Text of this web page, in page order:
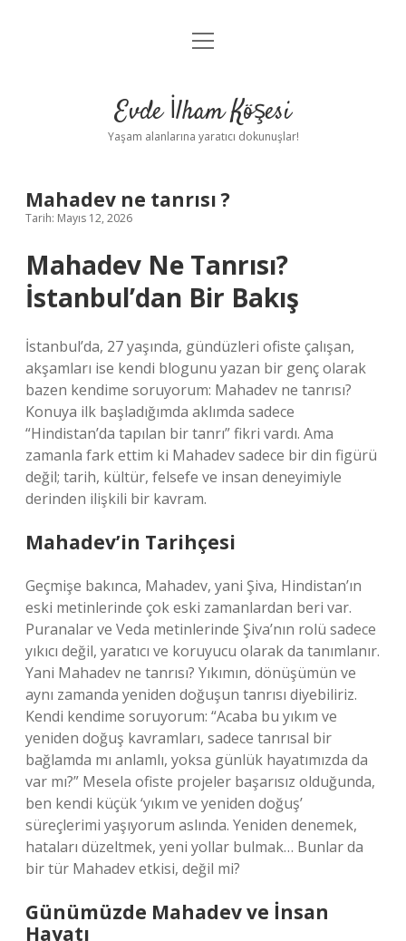
Anasayfa
Yasal Uyarı
menüyü
Evde İlham Köşesi
Yaşam alanlarına yaratıcı dokunuşlar!
Mahadev ne tanrısı ?
Tarih: Mayıs 12, 2026
Mahadev Ne Tanrısı?
İstanbul’dan Bir Bakış
İstanbul’da, 27 yaşında, gündüzleri ofiste çalışan,
akşamları ise kendi blogunu yazan bir genç olarak
bazen kendime soruyorum: Mahadev ne tanrısı?
Konuya ilk başladığımda aklımda sadece
“Hindistan’da tapılan bir tanrı” fikri vardı. Ama
zamanla fark ettim ki Mahadev sadece bir din figürü
değil; tarih, kültür, felsefe ve insan deneyimiyle
derinden ilişkili bir kavram.
Mahadev’in Tarihçesi
Geçmişe bakınca, Mahadev, yani Şiva, Hindistan’ın
eski metinlerinde çok eski zamanlardan beri var.
Puranalar ve Veda metinlerinde Şiva’nın rolü sadece
yıkıcı değil, yaratıcı ve koruyucu olarak da tanımlanır.
Yani Mahadev ne tanrısı? Yıkımın, dönüşümün ve
aynı zamanda yeniden doğuşun tanrısı diyebiliriz.
Kendi kendime soruyorum: “Acaba bu yıkım ve
yeniden doğuş kavramları, sadece tanrısal bir
bağlamda mı anlamlı, yoksa günlük hayatımızda da
var mı?” Mesela ofiste projeler başarısız olduğunda,
ben kendi küçük ‘yıkım ve yeniden doğuş’
süreçlerimi yaşıyorum aslında. Yeniden denemek,
hataları düzeltmek, yeni yollar bulmak… Bunlar da
bir tür Mahadev etkisi, değil mi?
Günümüzde Mahadev ve İnsan
Hayatı